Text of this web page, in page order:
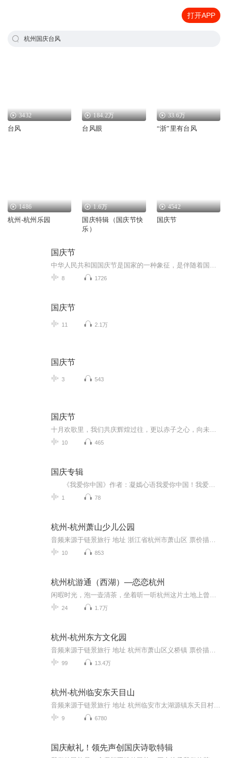
打开APP
杭州国庆台风
3432
台风
184.2万
台风眼
33.6万
“浙”里有台风
1486
杭州-杭州乐园
1.6万
国庆特辑（国庆节快
乐）
4542
国庆节
国庆节
8 1726
国庆节
11 2.1万
国庆节
3 543
国庆节
10 465
国庆专辑
1 78
杭州-杭州萧山少儿公园
10 853
杭州杭游通（西湖）—恋恋杭州
24 1.7万
杭州-杭州东方文化园
99 13.4万
杭州-杭州临安东天目山
9 6780
国庆献礼！领先声创国庆诗歌特辑